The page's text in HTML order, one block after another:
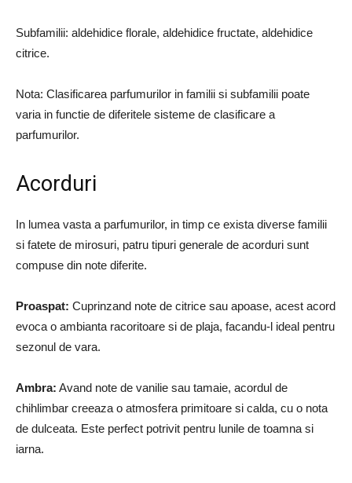
Subfamilii: aldehidice florale, aldehidice fructate, aldehidice
citrice.
Nota: Clasificarea parfumurilor in familii si subfamilii poate
varia in functie de diferitele sisteme de clasificare a
parfumurilor.
Acorduri
In lumea vasta a parfumurilor, in timp ce exista diverse familii
si fatete de mirosuri, patru tipuri generale de acorduri sunt
compuse din note diferite.
Proaspat: Cuprinzand note de citrice sau apoase, acest acord
evoca o ambianta racoritoare si de plaja, facandu-l ideal pentru
sezonul de vara.
Ambra: Avand note de vanilie sau tamaie, acordul de
chihlimbar creeaza o atmosfera primitoare si calda, cu o nota
de dulceata. Este perfect potrivit pentru lunile de toamna si
iarna.